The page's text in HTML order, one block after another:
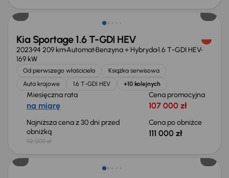
Kia Sportage 1.6 T-GDI HEV
202394 209 kmAutomatBenzyna + Hybryda1.6 T-GDI HEV
169 kW
Od pierwszego właściciela
Książka serwisowa
Auta krajowe
1.6 T-GDI HEV +10 kolejnych
Miesięczna rata
na miarę
Cena promocyjna
107 000 zł
Najniższa cena z 30 dni przed
obniżką
112 000 zł
Cena po obniżce
111 000 zł
Taniej o 2 000 zł